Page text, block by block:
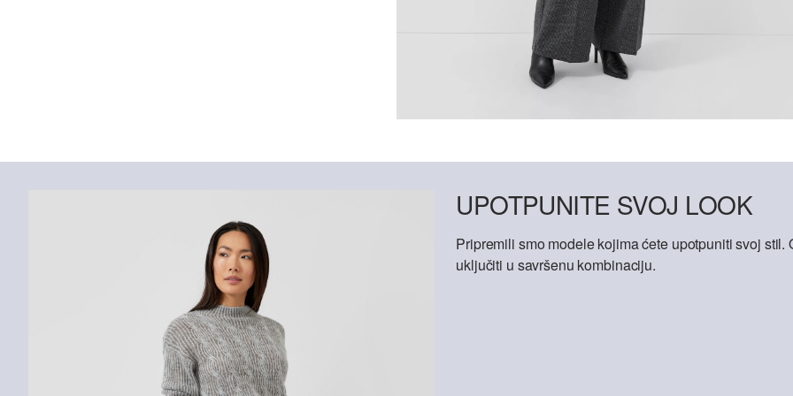
UPOTPUNITE SVOJ LOOK
Pripremili smo modele kojima ćete upotpuniti svoj
uključiti u savršenu kombinaciju.